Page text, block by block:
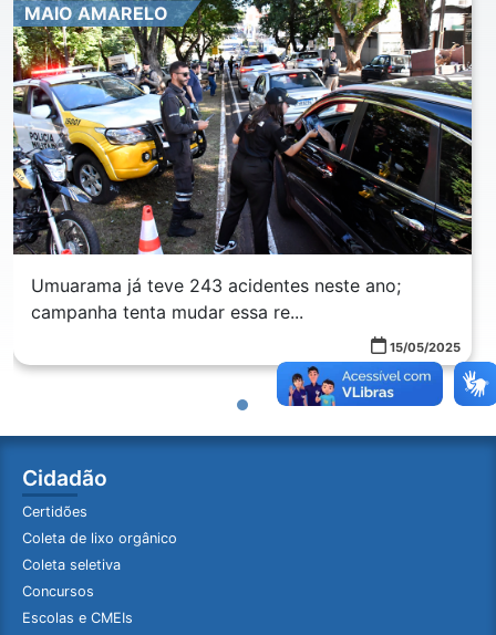
MAIO AMARELO
Umuarama já teve 243 acidentes neste ano;
campanha tenta mudar essa re...
15/05/2025
Cidadão
Certidões
Coleta de lixo orgânico
Coleta seletiva
Concursos
Escolas e CMEIs